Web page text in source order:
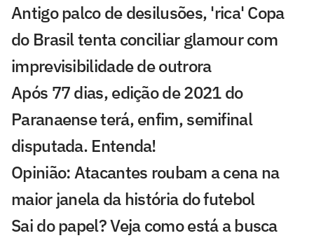
Antigo palco de desilusões, 'rica' Copa
do Brasil tenta conciliar glamour com
imprevisibilidade de outrora
Após 77 dias, edição de 2021 do
Paranaense terá, enfim, semifinal
disputada. Entenda!
Opinião: Atacantes roubam a cena na
maior janela da história do futebol
Sai do papel? Veja como está a busca